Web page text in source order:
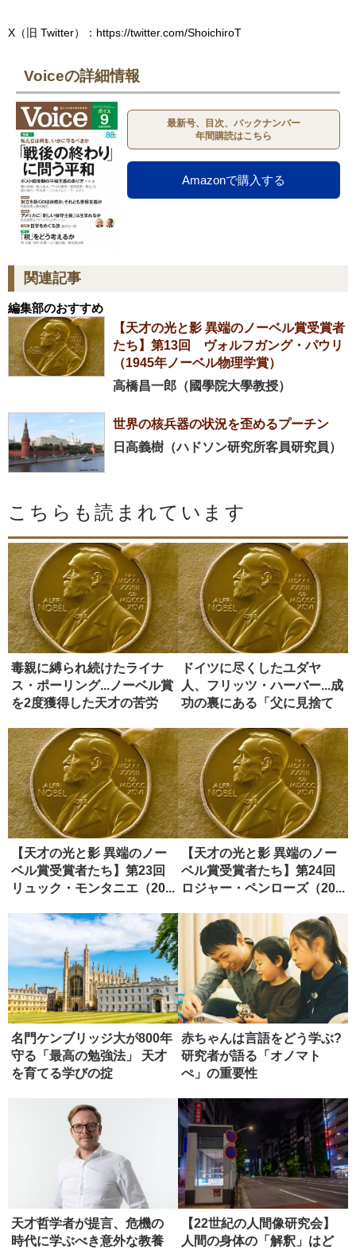
X（旧 Twitter）：https://twitter.com/ShoichiroT
Voiceの詳細情報
最新号、目次、バックナンバー
年間購読はこちら
Amazonで購入する
関連記事
編集部のおすすめ
【天才の光と影 異端のノーベル賞受賞者
たち】第13回 ヴォルフガング・パウリ
（1945年ノーベル物理学賞）
高橋昌一郎（國學院大學教授）
世界の核兵器の状況を歪めるプーチン
日高義樹（ハドソン研究所客員研究員）
こちらも読まれています
毒親に縛られ続けたライナ
ス・ポーリング...ノーベル賞
を2度獲得した天才の苦労
ドイツに尽くしたユダヤ
人、フリッツ・ハーバー...成
功の裏にある「父に見捨て
【天才の光と影 異端のノー
ベル賞受賞者たち】第23回
リュック・モンタニエ（20...
【天才の光と影 異端のノー
ベル賞受賞者たち】第24回
ロジャー・ペンローズ（20...
名門ケンブリッジ大が800年
守る「最高の勉強法」 天才
を育てる学びの掟
赤ちゃんは言語をどう学ぶ?
研究者が語る「オノマト
ぺ」の重要性
天才哲学者が提言、危機の
時代に学ぶべき意外な教養
【22世紀の人間像研究会】
人間の身体の「解釈」はど